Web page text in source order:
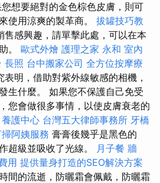
想要絕對的金色棕色皮膚，則可
使用涼爽的製革商。 拔罐技巧教
售感興趣，請單擊此處，可以在本
。 歐式外燴 護理之家 永和 室內
長照 台中搬家公司 全方位按摩療
表明，借助對紫外線敏感的相機，
生什麼。 如果您不保護自己免受
您會做很多事情，以使皮膚衰老的
養護中心 台灣五大律師事務所 牙橋
阿姨服務 膏膏後幾乎是黑色的
超級並吸收了光線。 月子餐 牆
用 提供量身打造的SEO解決方案
間的流逝，防曬霜會佩戴，防曬霜